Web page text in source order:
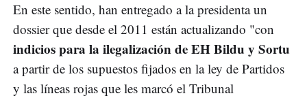
En este sentido, han entregado a la presidenta un
dossier que desde el 2011 están actualizando "con
indicios para la ilegalización de EH Bildu y Sortu
a partir de los supuestos fijados en la ley de Partidos
y las líneas rojas que les marcó el Tribunal